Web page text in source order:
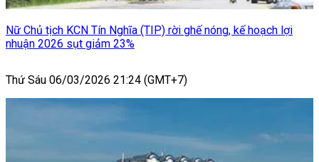
Nữ Chủ tịch KCN Tín Nghĩa (TIP) rời ghế nóng, kế hoạch lợi
nhuận 2026 sụt giảm 23%
Thứ Sáu 06/03/2026 21:24 (GMT+7)